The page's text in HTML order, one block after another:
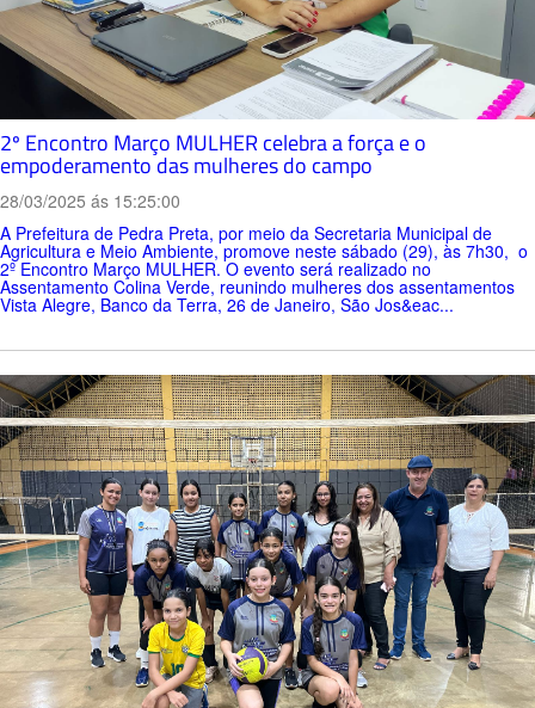
2º Encontro Março MULHER celebra a força e o
empoderamento das mulheres do campo
28/03/2025 ás 15:25:00
A Prefeitura de Pedra Preta, por meio da Secretaria Municipal de
Agricultura e Meio Ambiente, promove neste sábado (29), às 7h30, o
2º Encontro Março MULHER. O evento será realizado no
Assentamento Colina Verde, reunindo mulheres dos assentamentos
Vista Alegre, Banco da Terra, 26 de Janeiro, São Jos&eac...